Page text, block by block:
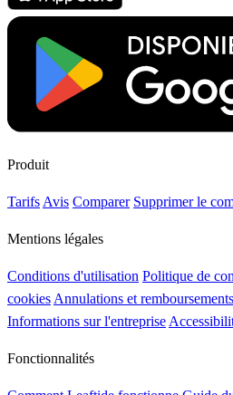
Produit
Tarifs Avis Comparer Supprimer le
Mentions légales
Conditions d'utilisation Politique de
cookies Annulations et remboursements
Informations sur l'entreprise
Fonctionnalités